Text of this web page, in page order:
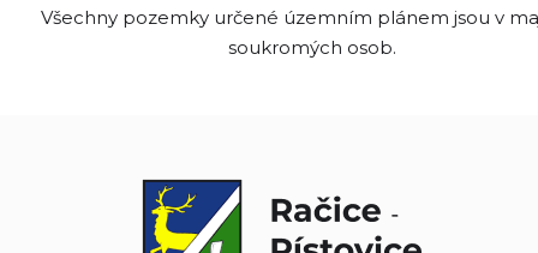
Všechny pozemky určené územním plánem jsou v
soukromých osob.